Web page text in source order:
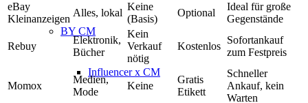
BY CM
Influencer x CM
eBay
Kleinanzeigen
Alles, lokal
Keine
(Basis)
Optional
Ideal für große
Gegenstände
Rebuy
Elektronik,
Bücher
Kein
Verkauf
nötig
Kostenlos
Sofortankauf
zum Festpreis
Momox
Medien,
Mode
Keine
Gratis
Etikett
Schneller
Ankauf, kein
Warten